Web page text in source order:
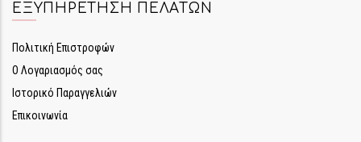
ΕΞΥΠΗΡΈΤΗΣΗ ΠΕΛΑΤΏΝ
Πολιτική Επιστροφών
Ο Λογαριασμός σας
Ιστορικό Παραγγελιών
Επικοινωνία